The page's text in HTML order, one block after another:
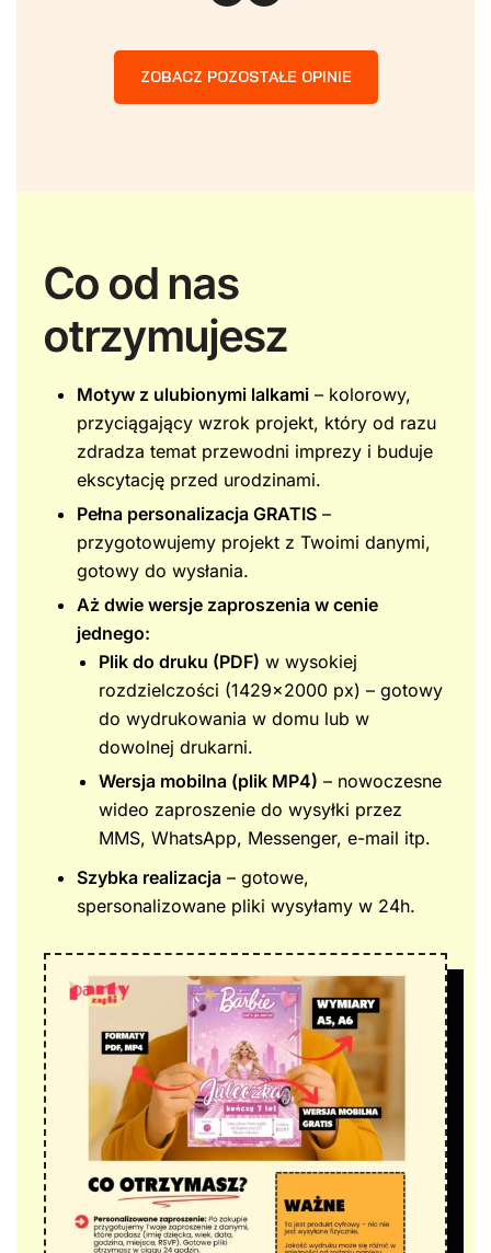
ZOBACZ POZOSTAŁE OPINIE
Co od nas
otrzymujesz
Motyw z ulubionymi lalkami – kolorowy,
przyciągający wzrok projekt, który od razu
zdradza temat przewodni imprezy i buduje
ekscytację przed urodzinami.
Pełna personalizacja GRATIS –
przygotowujemy projekt z Twoimi danymi,
gotowy do wysłania.
Aż dwie wersje zaproszenia w cenie
jednego:
Plik do druku (PDF) w wysokiej
rozdzielczości (1429×2000 px) – gotowy
do wydrukowania w domu lub w
dowolnej drukarni.
Wersja mobilna (plik MP4) – nowoczesne
wideo zaproszenie do wysyłki przez
MMS, WhatsApp, Messenger, e-mail itp.
Szybka realizacja – gotowe,
spersonalizowane pliki wysyłamy w 24h.